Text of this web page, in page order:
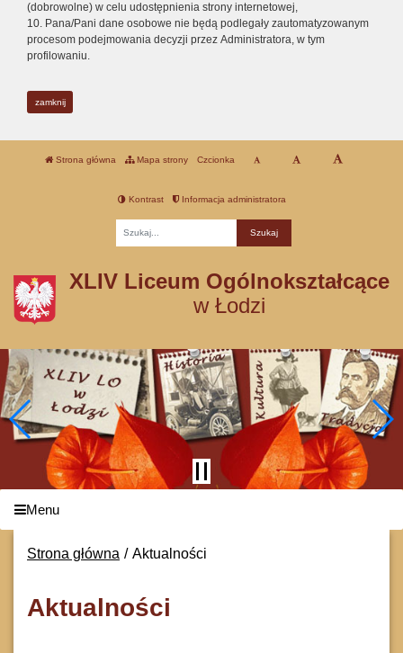
(dobrowolne) w celu udostępnienia strony internetowej,
10. Pana/Pani dane osobowe nie będą podlegały zautomatyzowanym
procesom podejmowania decyzji przez Administratora, w tym
profilowaniu.
zamknij
Strona główna Mapa strony Czcionka
Kontrast Informacja administratora
XLIV Liceum Ogólnokształcące
w Łodzi
Menu
Strona główna Aktualności
Aktualności